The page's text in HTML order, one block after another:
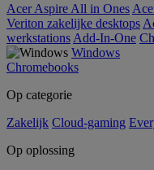
Acer Aspire All in Ones
Veriton zakelijke desktops
werkstations Add-In-One
Windows
Chromebooks
Op categorie
Zakelijk Cloud-gaming
Op oplossing